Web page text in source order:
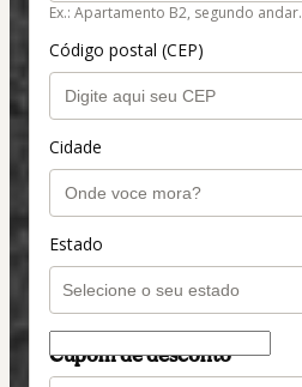
Ex.: Apartamento B2, segundo andar.
Código postal (CEP)
Cidade
Estado
Cupom de desconto